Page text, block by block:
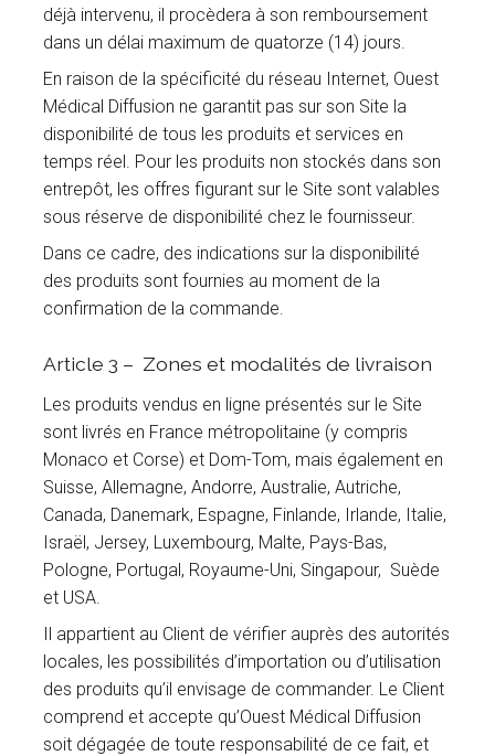
déjà intervenu, il procèdera à son remboursement
dans un délai maximum de quatorze (14) jours.
En raison de la spécificité du réseau Internet, Ouest
Médical Diffusion ne garantit pas sur son Site la
disponibilité de tous les produits et services en
temps réel. Pour les produits non stockés dans son
entrepôt, les offres figurant sur le Site sont valables
sous réserve de disponibilité chez le fournisseur.
Dans ce cadre, des indications sur la disponibilité
des produits sont fournies au moment de la
confirmation de la commande.
Article 3 – Zones et modalités de livraison
Les produits vendus en ligne présentés sur le Site
sont livrés en France métropolitaine (y compris
Monaco et Corse) et Dom-Tom, mais également en
Suisse, Allemagne, Andorre, Australie, Autriche,
Canada, Danemark, Espagne, Finlande, Irlande, Italie,
Israël, Jersey, Luxembourg, Malte, Pays-Bas,
Pologne, Portugal, Royaume-Uni, Singapour, Suède
et USA.
Il appartient au Client de vérifier auprès des autorités
locales, les possibilités d’importation ou d’utilisation
des produits qu’il envisage de commander. Le Client
comprend et accepte qu’Ouest Médical Diffusion
soit dégagée de toute responsabilité de ce fait, et